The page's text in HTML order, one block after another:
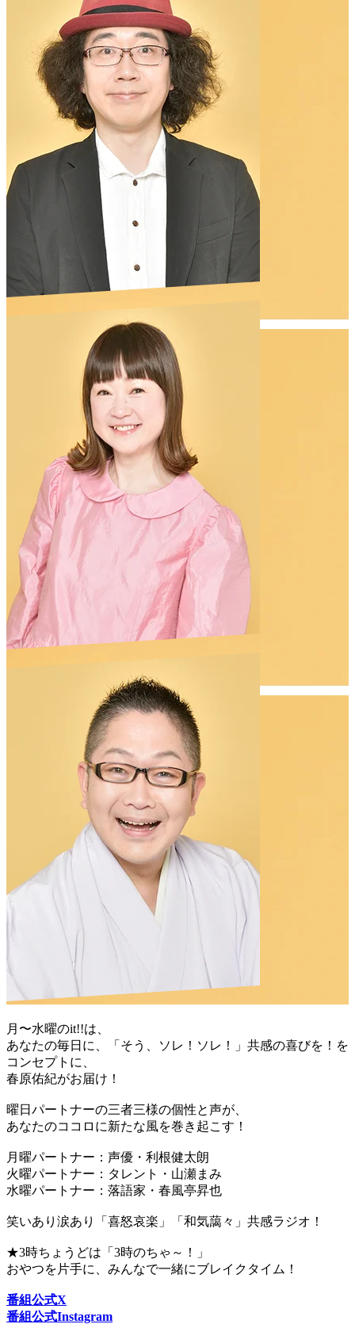
月〜水曜のit!!は、
あなたの毎日に、「そう、ソレ！ソレ！」共感の喜びを！を
コンセプトに、
春原佑紀がお届け！
曜日パートナーの三者三様の個性と声が、
あなたのココロに新たな風を巻き起こす！
月曜パートナー：声優・利根健太朗
火曜パートナー：タレント・山瀬まみ
水曜パートナー：落語家・春風亭昇也
笑いあり涙あり「喜怒哀楽」「和気藹々」共感ラジオ！
★3時ちょうどは「3時のちゃ～！」
おやつを片手に、みんなで一緒にブレイクタイム！
番組公式X
番組公式Instagram